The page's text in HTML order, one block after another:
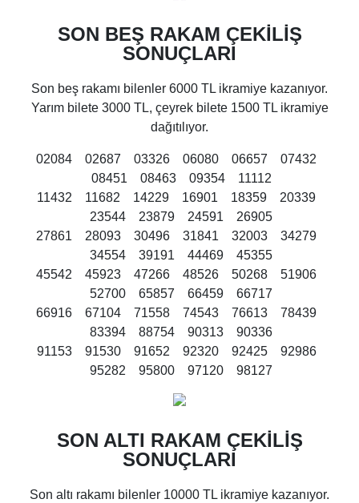
SON BEŞ RAKAM ÇEKİLİŞ
SONUÇLARI
Son beş rakamı bilenler 6000 TL ikramiye kazanıyor.
Yarım bilete 3000 TL, çeyrek bilete 1500 TL ikramiye
dağıtılıyor.
02084 02687 03326 06080 06657 07432
08451 08463 09354 11112
11432 11682 14229 16901 18359 20339
23544 23879 24591 26905
27861 28093 30496 31841 32003 34279
34554 39191 44469 45355
45542 45923 47266 48526 50268 51906
52700 65857 66459 66717
66916 67104 71558 74543 76613 78439
83394 88754 90313 90336
91153 91530 91652 92320 92425 92986
95282 95800 97120 98127
SON ALTI RAKAM ÇEKİLİŞ
SONUÇLARI
Son altı rakamı bilenler 10000 TL ikramiye kazanıyor.